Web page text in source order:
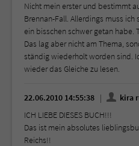
Nicht mein erster und bestimmt
Brennan-Fall. Allerdings muss
ein bisschen schwer getan habe.
Das lag aber nicht am Thema,
ständig wiederholt worden sind.
wieder das Gleiche zu lesen.
22.06.2010 14:55:38
kira
ICH LIEBE DIESES BUCH!!!
Das ist mein absolutes
Reichs!!